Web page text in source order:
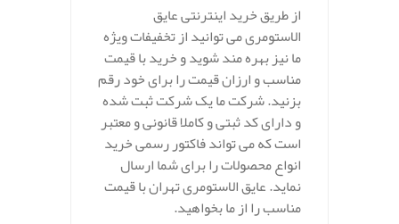
از طریق خرید اینترنتی عایق
الاستومری می توانید از تخفیفات ویژه
ما نیز بهره مند شوید و خرید با قیمت
مناسب و ارزان قیمت را برای خود رقم
بزنید. شرکت ما یک شرکت ثبت شده
و دارای کد ثبتی و کاملا قانونی و معتبر
است که می تواند فاکتور رسمی خرید
انواع محصولات را برای شما ارسال
نماید. عایق الاستومری تهران با قیمت
مناسب را از ما بخواهید.